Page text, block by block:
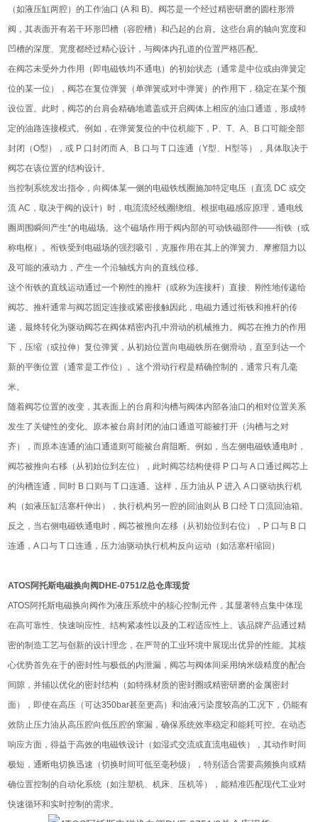
（如液压缸两腔）的工作油口 (A 和 B)。阀芯是一个经过精密研磨的圆柱形滑
阀，其表面开有若干环形凹槽（容腔槽）和凸起的台肩。这些台肩的轴向宽度和
凹槽的深度、宽度都经过精心设计，与阀体内孔道的位置严格匹配。
在阀芯未受外力作用（即电磁铁均不通电）的初始状态（通常是中位或由弹簧定
位的某一位），阀芯在复位弹簧（单弹簧或对中弹簧）的作用下，稳定在某个预
设位置。此时，阀芯的台肩会精确地遮盖或开启阀体上相应的油口通道，形成特
定的油路连接模式。例如，在弹簧复位的中位机能下，P、T、A、B 口可能全部
封闭（O型），或 P 口封闭而 A、B 口与 T 口连通（Y型、H型等），具体取决于
阀芯在该位置的结构设计。
当控制系统发出指令，向阀体某一侧的电磁铁线圈施加特定电压（直流 DC 或交
流 AC，取决于阀的设计）时，电流流经线圈绕组。根据电磁感应原理，通电线
圈周围瞬间产生*的电磁场。这个磁场作用于阀内部的可动铁磁部件——衔铁（或
称电枢）。衔铁受到电磁场的强烈吸引，克服作用在其上的弹簧力、摩擦阻力以
及可能的液动力，产生一个沿轴线方向的直线位移。
这个衔铁的直线运动通过一个刚性的推杆（或称为连接杆）直接、刚性地传递给
阀芯。推杆通常与阀芯固定连接或紧密接触因此，电磁力通过衔铁和推杆的传
递，最终转化为驱动阀芯在阀体精密内孔中滑动的机械推力。阀芯在推力的作用
下，压缩（或拉伸）复位弹簧，从初始位置向电磁铁所在侧滑动，直至到达一个
新的平衡位置（通常是工作位）。这个滑动行程是精确控制的，通常只有几毫
米。
随着阀芯位置的改变，其表面上的台肩和沟槽与阀体内部各油口的相对位置关系
发生了关键性的变化。原本被台肩封闭的油口通道可能被打开（沟槽与之对
齐），而原本连通的油口通道则可能被台肩阻断。例如，当左侧电磁铁通电时，
阀芯被推向右移（从初始位到左位），此时阀芯结构使得 P 口与 A 口通过阀芯上
的沟槽连通，同时 B 口则与 T 口连通。这样，压力油从 P 进入 A 口驱动执行机
构（如液压缸活塞杆伸出），执行机构另一腔的回油则从 B 口经 T 口流回油箱。
反之，当右侧电磁铁通电时，阀芯被推向左移（从初始位到右位），P 口与 B 口
连通，A 口与 T 口连通，压力油驱动执行机构反向运动（如活塞杆缩回）
ATOS阿托斯电磁换向阀DHE-0751/2总仓库现货
ATOS阿托斯电磁换向阀作为液压系统中的核心控制元件，其显著特点集中体现
在高可靠性、快速响应性、结构紧凑性以及的工程适应性上。该品牌产品通过精
密的制造工艺与创新的设计理念，在严苛的工业环境中展现出优异的性能。其核
心优势首先在于的密封性与极低的内泄漏，阀芯与阀体间采用纳米级精度的配合
间隙，并辅以优化的密封结构（如特殊材质的密封圈或精密研磨的金属密封
面），即使在高压（可达350bar甚至更高）和油液污染度较高的工况下，仍能有
效防止压力油从高压腔向低压腔的窜漏，确保系统效率稳定和能耗可控。在动态
响应方面，得益于高效的电磁铁设计（如湿式交流或直流电磁铁），其动作时间
极短，通断电切换迅速（切换时间可低至毫秒级），特别适合需要高频换向或精
确位置控制的自动化系统（如注塑机、机床、压机等），能精准匹配现代工业对
快速循环和实时控制的需求。